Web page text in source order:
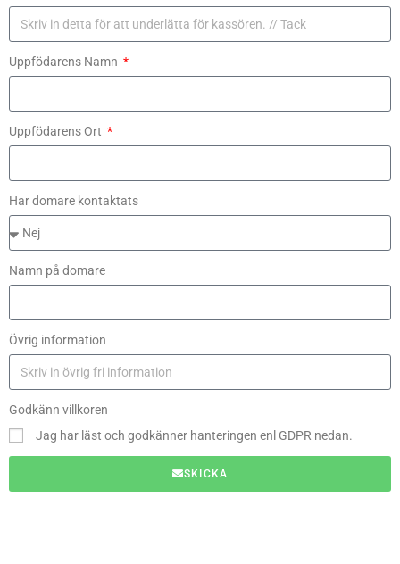
Uppfödarens Namn
Uppfödarens Ort
Har domare kontaktats
Namn på domare
Övrig information
Godkänn villkoren
Jag har läst och godkänner hanteringen enl GDPR nedan.
SKICKA